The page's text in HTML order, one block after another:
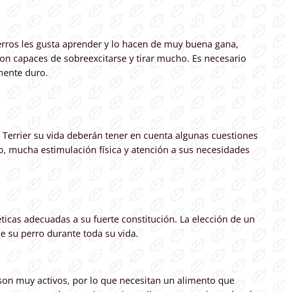
les gusta aprender y lo hacen de muy buena gana,
capaces de sobreexcitarse y tirar mucho. Es necesario
duro.
su vida deberán tener en cuenta algunas cuestiones
mucha estimulación física y atención a sus necesidades
adecuadas a su fuerte constitución. La elección de un
su perro durante toda su vida.
muy activos, por lo que necesitan un alimento que